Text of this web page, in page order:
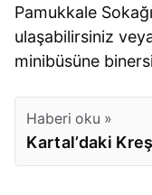
Pamukkale
ulaşabilirsiniz
minibüsüne
Haberi oku »
Kartal’daki